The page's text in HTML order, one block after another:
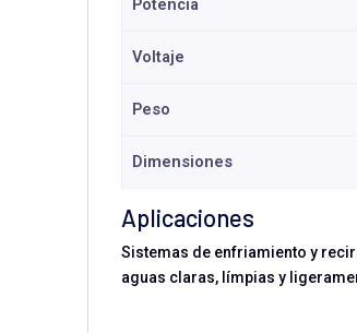
Potencia
Voltaje
Peso
Dimensiones
Aplicaciones
Sistemas de enfriamiento y
aguas claras, límpias y